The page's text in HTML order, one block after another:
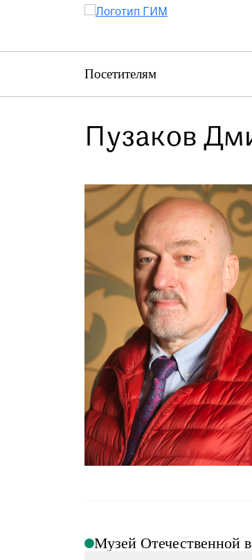
Посетителям
Посетителям
Выставки и события
О музее
Магазин
Пузаков
Музей Отечественной